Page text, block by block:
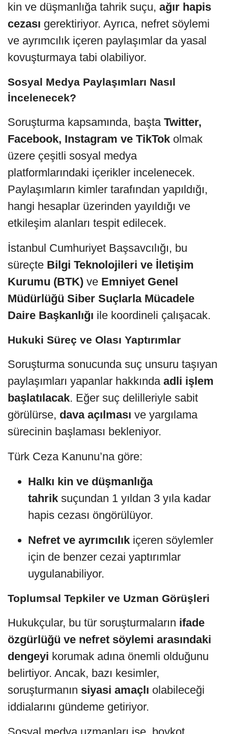
kin ve düşmanlığa tahrik suçu, ağır hapis
cezası gerektiriyor. Ayrıca, nefret söylemi
ve ayrımcılık içeren paylaşımlar da yasal
kovuşturmaya tabi olabiliyor.
Sosyal Medya Paylaşımları Nasıl
İncelenecek?
Soruşturma kapsamında, başta Twitter,
Facebook, Instagram ve TikTok olmak
üzere çeşitli sosyal medya
platformlarındaki içerikler incelenecek.
Paylaşımların kimler tarafından yapıldığı,
hangi hesaplar üzerinden yayıldığı ve
etkileşim alanları tespit edilecek.
İstanbul Cumhuriyet Başsavcılığı, bu
süreçte Bilgi Teknolojileri ve İletişim
Kurumu (BTK) ve Emniyet Genel
Müdürlüğü Siber Suçlarla Mücadele
Daire Başkanlığı ile koordineli çalışacak.
Hukuki Süreç ve Olası Yaptırımlar
Soruşturma sonucunda suç unsuru taşıyan
paylaşımları yapanlar hakkında adli işlem
başlatılacak. Eğer suç delilleriyle sabit
görülürse, dava açılması ve yargılama
sürecinin başlaması bekleniyor.
Türk Ceza Kanunu’na göre:
Halkı kin ve düşmanlığa
tahrik suçundan 1 yıldan 3 yıla kadar
hapis cezası öngörülüyor.
Nefret ve ayrımcılık içeren söylemler
için de benzer cezai yaptırımlar
uygulanabiliyor.
Toplumsal Tepkiler ve Uzman Görüşleri
Hukukçular, bu tür soruşturmaların ifade
özgürlüğü ve nefret söylemi arasındaki
dengeyi korumak adına önemli olduğunu
belirtiyor. Ancak, bazı kesimler,
soruşturmanın siyasi amaçlı olabileceği
iddialarını gündeme getiriyor.